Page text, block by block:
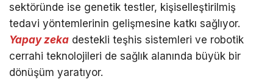
sektöründe ise genetik testler, kişiselleştirilmiş
tedavi yöntemlerinin gelişmesine katkı sağlıyor.
Yapay zeka destekli teşhis sistemleri ve robotik
cerrahi teknolojileri de sağlık alanında büyük bir
dönüşüm yaratıyor.